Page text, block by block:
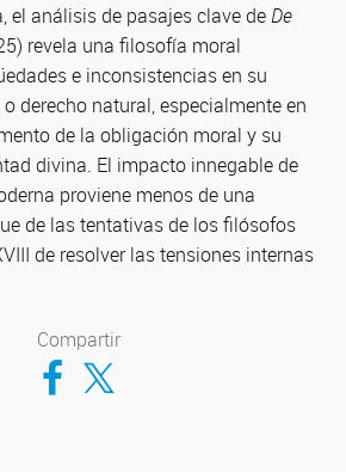
el análisis de pasajes clave deDe
revela una filosofía moral
e inconsistencias en su
derecho natural, especialmente en
de la obligación moral y su
divina. El impacto innegable de
proviene menos de una
de las tentativas de los filósofos
de resolver las tensiones internas
Compartir
Compartir en Facebook
Compartir en Twitter